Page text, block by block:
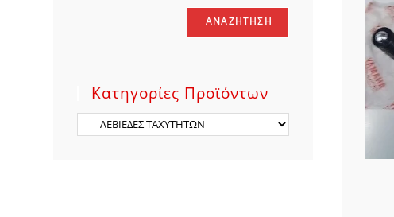
ΑΝΑΖΉΤΗΣΗ
Κατηγορίες Προϊόντων